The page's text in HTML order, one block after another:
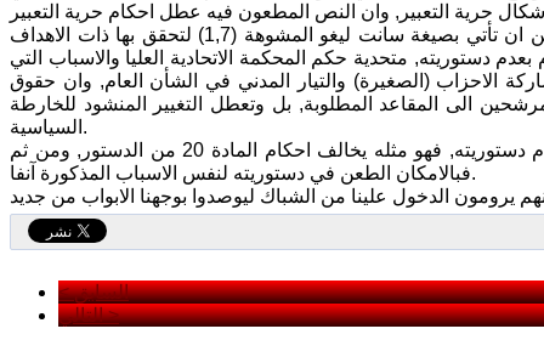
على ذلك فان الكتل الكبيرة التي هزها تطبيق صيغة سانت ليغو الاصلية، تمكنت من ان تأتي بصيغة سانت ليغو المشوهة (1,7) لتحقق بها ذات الاهداف
من المادة (الثالثة) من القانون رقم 26 لسنة 2009 المحكوم بعدم دستوريته, متحدية حكم المحكمة الاتحادية العليا والاسباب التي
الاحزاب (الصغيرة) والتيار المدني في الشأن العام, وان حقوق
الى المقاعد المطلوبة, بل وتعطل التغيير المنشود للخارطة
السياسية.
ويعني هذا في المحصلة ان النص الجديد يلتقي في الاهداف مع النص المحكوم بعدم دستوريته, فهو مثله يخالف احكام المادة 20 من الدستور, ومن ثم
فبالامكان الطعن في دستوريته لنفس الاسباب المذكورة آنفا.
< السابق
التالي >